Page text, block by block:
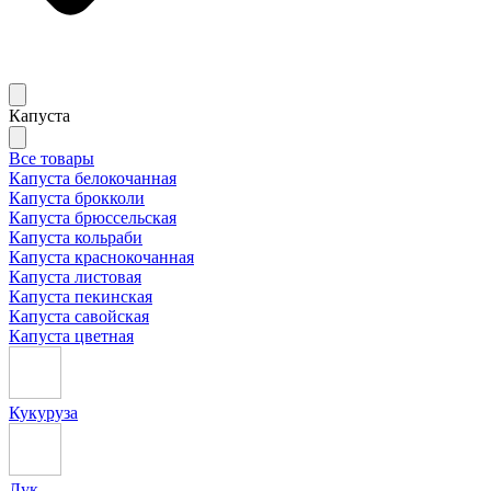
Капуста
Все товары
Капуста белокочанная
Капуста брокколи
Капуста брюссельская
Капуста кольраби
Капуста краснокочанная
Капуста листовая
Капуста пекинская
Капуста савойская
Капуста цветная
Кукуруза